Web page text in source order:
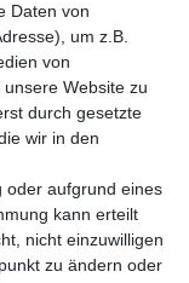
Daten von
um z.B.
von
Website zu
durch gesetzte
wir in den
oder aufgrund eines
kann erteilt
nicht einzuwilligen
zu ändern oder